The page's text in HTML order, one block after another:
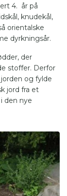
4. år på
knudekål,
orientalske
dyrkningsår.
der
stoffer. Derfor
og fylde
jord fra et
den nye